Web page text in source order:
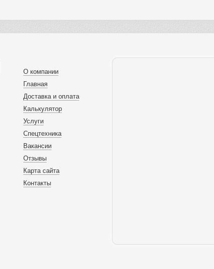
О компании
Главная
Доставка и оплата
Калькулятор
Услуги
Спецтехника
Вакансии
Отзывы
Карта сайта
Контакты